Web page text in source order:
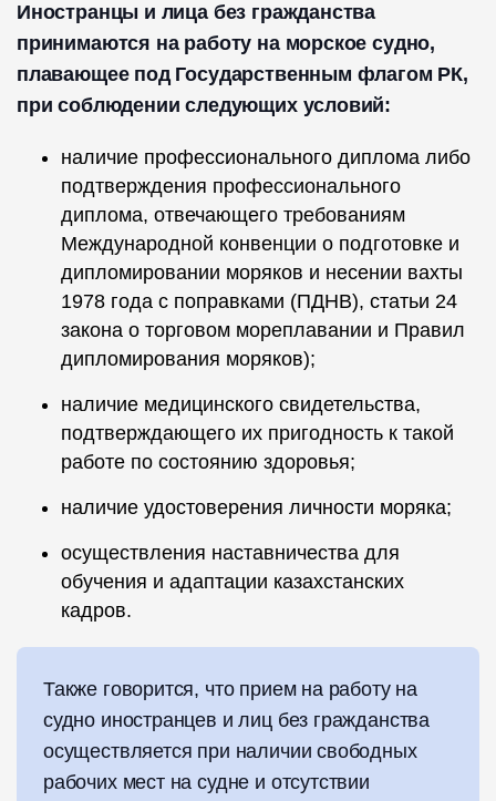
Иностранцы и лица без гражданства
принимаются на работу на морское судно,
плавающее под Государственным флагом РК,
при соблюдении следующих условий:
наличие профессионального диплома либо
подтверждения профессионального
диплома, отвечающего требованиям
Международной конвенции о подготовке и
дипломировании моряков и несении вахты
1978 года с поправками (ПДНВ), статьи 24
закона о торговом мореплавании и Правил
дипломирования моряков);
наличие медицинского свидетельства,
подтверждающего их пригодность к такой
работе по состоянию здоровья;
наличие удостоверения личности моряка;
осуществления наставничества для
обучения и адаптации казахстанских
кадров.
Также говорится, что прием на работу на
судно иностранцев и лиц без гражданства
осуществляется при наличии свободных
рабочих мест на судне и отсутствии